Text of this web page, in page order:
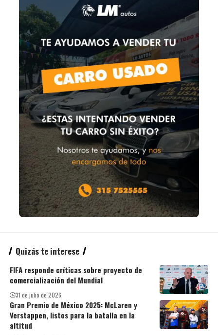
Quizás te interese
FIFA responde críticas sobre proyecto de
comercialización del Mundial
31 de julio de 2026
Gran Premio de México 2025: McLaren y
Verstappen, listos para la batalla en la
altitud